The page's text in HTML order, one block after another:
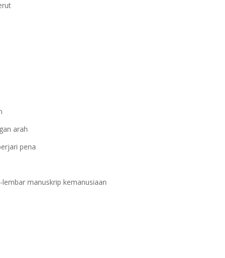
arah
pena
manuskrip kemanusiaan